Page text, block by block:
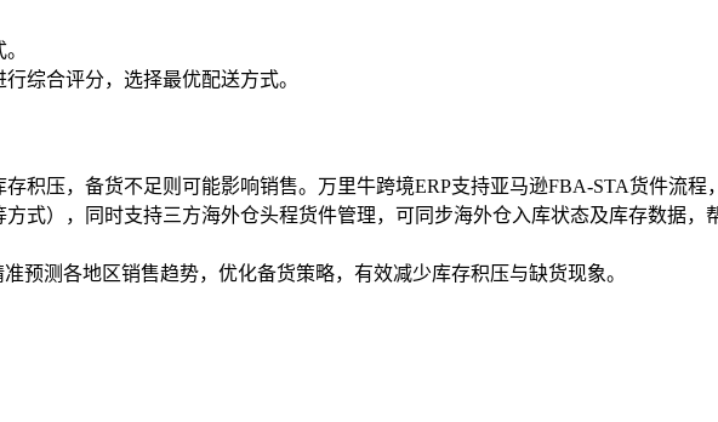
综合评分，选择最优配送方式。
积压，备货不足则可能影响销售。万里牛跨境ERP支持亚马逊FBA-STA货件流
式），同时支持三方海外仓头程货件管理，可同步海外仓入库状态及库存数据，
预测各地区销售趋势，优化备货策略，有效减少库存积压与缺货现象。